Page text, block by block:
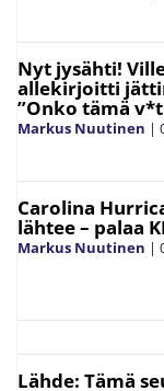
Nyt jysähti!
allekirjoitti
”Onko tämä
Markus Nuutinen |
Carolina
lähtee – palaa
Markus Nuutinen |
Lähde: Tämä